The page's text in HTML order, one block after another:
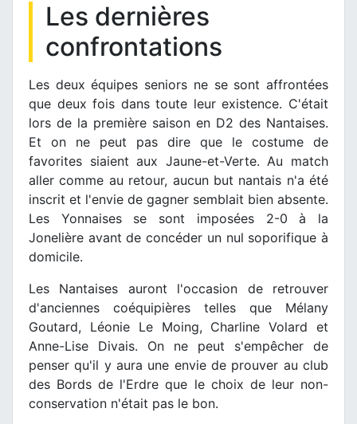
Les dernières
confrontations
Les deux équipes seniors ne se sont affrontées
que deux fois dans toute leur existence. C'était
lors de la première saison en D2 des Nantaises.
Et on ne peut pas dire que le costume de
favorites siaient aux Jaune-et-Verte. Au match
aller comme au retour, aucun but nantais n'a été
inscrit et l'envie de gagner semblait bien absente.
Les Yonnaises se sont imposées 2-0 à la
Jonelière avant de concéder un nul soporifique à
domicile.
Les Nantaises auront l'occasion de retrouver
d'anciennes coéquipières telles que Mélany
Goutard, Léonie Le Moing, Charline Volard et
Anne-Lise Divais. On ne peut s'empêcher de
penser qu'il y aura une envie de prouver au club
des Bords de l'Erdre que le choix de leur non-
conservation n'était pas le bon.